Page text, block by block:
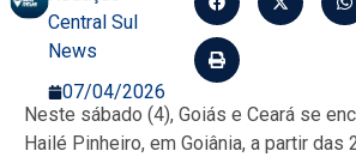
Central Sul
News
07/04/2026
Neste sábado (4), Goiás e Ceará se
Hailé Pinheiro, em Goiânia, a partir das